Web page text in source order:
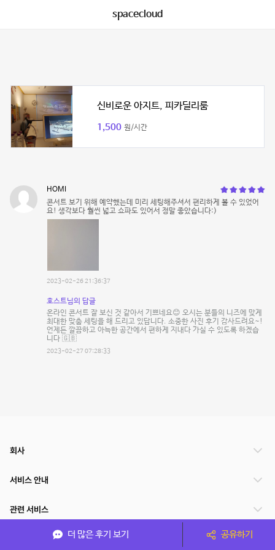
spacecloud
신비로운 아지트, 피카딜리룸
1,500 원/시간
HOMI
콘서트 보기 위해 예약했는데 미리 세팅해주셔서 편리하게 볼 수 있었어
요! 생각보다 훨씬 넓고 쇼파도 있어서 정말 좋았습니다:)
2023-02-26 21:36:37
호스트님의 답글
온라인 콘서트 잘 보신 것 같아서 기쁘네요😊 오시는 분들의 니즈에 맞게
최대한 맞춤 세팅을 해 드리고 있답니다. 소중한 사진 후기 감사드려요~!
언제든 깔끔하고 아늑한 공간에서 편하게 지내다 가실 수 있도록 하겠습
니다 🇬🇧
2023-02-27 07:28:33
더 많은 후기 보기 공유하기
회사
서비스 안내
관련 서비스